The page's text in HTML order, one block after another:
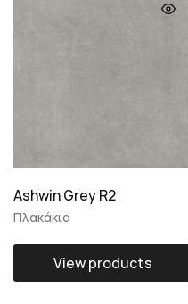
Πλακάκια
Ashwin Grey R2
View products